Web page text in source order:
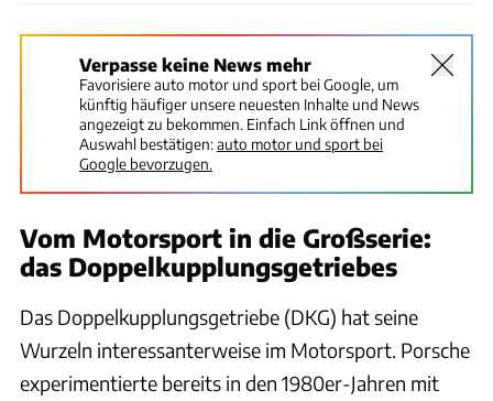
Verpasse keine News mehr
Favorisiere auto motor und sport bei Google, um
künftig häufiger unsere neuesten Inhalte und News
angezeigt zu bekommen. Einfach Link öffnen und
Auswahl bestätigen:auto motor und sport bei
Google bevorzugen.
Vom Motorsport in die Großserie:
das Doppelkupplungsgetriebes
Das Doppelkupplungsgetriebe (DKG) hat seine
Wurzeln interessanterweise im Motorsport. Porsche
experimentierte bereits in den 1980er-Jahren mit